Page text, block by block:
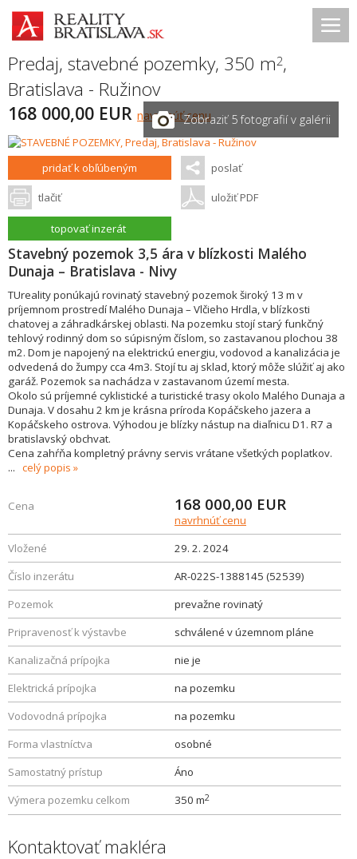
Predaj, stavebné pozemky, 350 m2,
Bratislava - Ružinov
168 000,00 EUR navrhnúť cenuZobraziť 5 fotografií v galérii
pridať k obľúbeným poslať
tlačiť uložiť PDF
topovať inzerát
Stavebný pozemok 3,5 ára v blízkosti Malého
Dunaja – Bratislava - Nivy
TUreality ponúkajú rovinatý stavebný pozemok široký 13 m v
príjemnom prostredí Malého Dunaja – Vlčieho Hrdla, v blízkosti
chatovej a záhradkárskej oblasti. Na pozemku stojí starý funkčný
tehlový rodinný dom so súpisným číslom, so zastavanou plochou 38
m2. Dom je napojený na elektrickú energiu, vodovod a kanalizácia je
odvedená do žumpy cca 4m3. Stojí tu aj sklad, ktorý môže slúžiť aj ako
garáž. Pozemok sa nachádza v zastavanom území mesta.
Okolo sú príjemné cyklistické a turistické trasy okolo Malého Dunaja a
Dunaja. V dosahu 2 km je krásna príroda Kopáčskeho jazera a
Kopáčskeho ostrova. Výhodou je blízky nástup na diaľnicu D1. R7 a
bratislavský obchvat.
Cena zahŕňa kompletný právny servis vrátane všetkých poplatkov.
... celý popis
Cena 168 000,00 EUR
navrhnúť cenu
Vložené
29. 2. 2024
Číslo inzerátu
AR-022S-1388145 (52539)
Pozemok
prevažne rovinatý
Pripravenosť k výstavbe
schválené v územnom pláne
Kanalizačná prípojka
nie je
Elektrická prípojka
na pozemku
Vodovodná prípojka
na pozemku
Forma vlastníctva
osobné
Samostatný prístup
Áno
Výmera pozemku celkom
350 m2
Kontaktovať makléra